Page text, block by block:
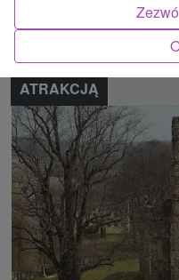
Zgłoś błąd
ATRAKCJĄ